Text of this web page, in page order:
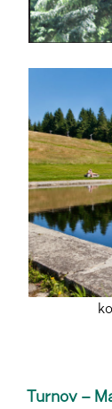
Turnov –